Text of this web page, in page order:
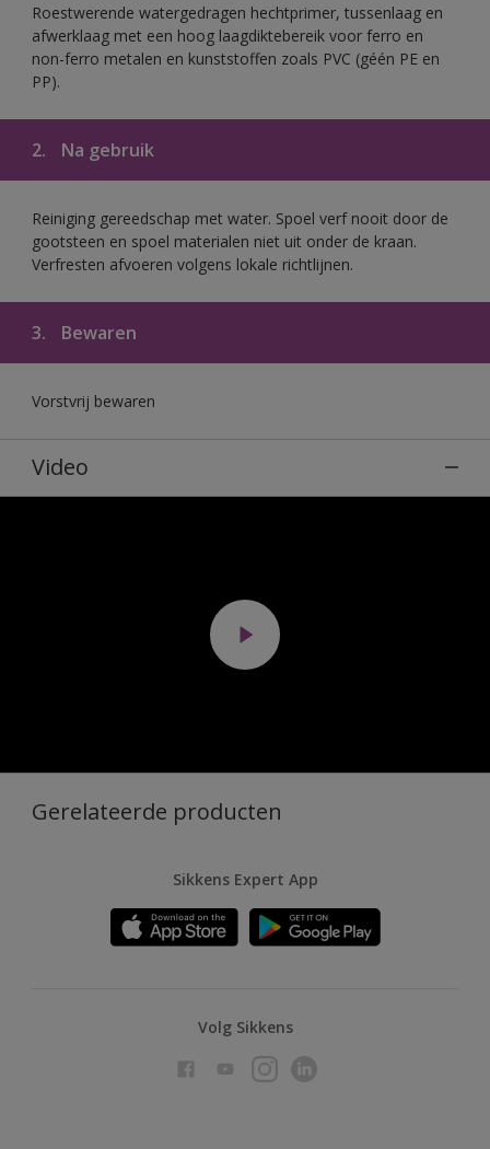
Roestwerende watergedragen hechtprimer, tussenlaag en
afwerklaag met een hoog laagdiktebereik voor ferro en
non-ferro metalen en kunststoffen zoals PVC (géén PE en
PP).
2. Na gebruik
Reiniging gereedschap met water. Spoel verf nooit door de
gootsteen en spoel materialen niet uit onder de kraan.
Verfresten afvoeren volgens lokale richtlijnen.
3. Bewaren
Vorstvrij bewaren
Video
Gerelateerde producten
Sikkens Expert App
Volg Sikkens